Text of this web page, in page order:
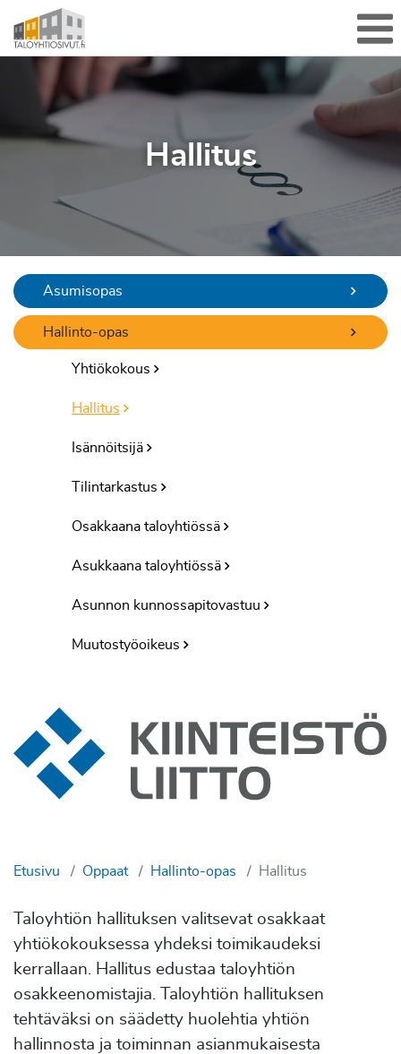
Sulje valikko
Hallitus
Etusivu Oppaat Hallinto-opas Hallitus
Taloyhtiön hallituksen valitsevat osakkaat
yhtiökokouksessa yhdeksi toimikaudeksi
kerrallaan. Hallitus edustaa taloyhtiön
osakkeenomistajia. Taloyhtiön hallituksen
tehtäväksi on säädetty huolehtia yhtiön
hallinnosta ja toiminnan asianmukaisesta
Asumisopas
Hallinto-opas
Yhtiökokous
Hallitus
Isännöitsijä
Tilintarkastus
Osakkaana taloyhtiössä
Asukkaana taloyhtiössä
Asunnon kunnossapitovastuu
Muutostyöoikeus